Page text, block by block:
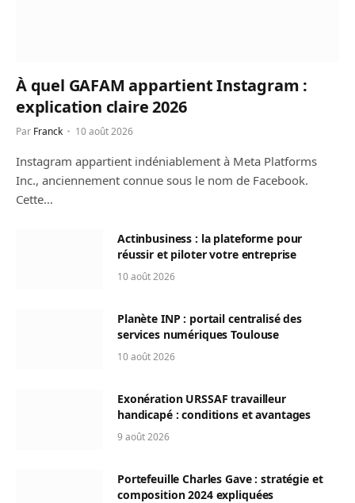
À quel GAFAM appartient Instagram :
explication claire 2026
Par Franck 10 août 2026
Instagram appartient indéniablement à Meta Platforms
Inc., anciennement connue sous le nom de Facebook.
Cette…
Actinbusiness : la plateforme pour
réussir et piloter votre entreprise
10 août 2026
Planète INP : portail centralisé des
services numériques Toulouse
10 août 2026
Exonération URSSAF travailleur
handicapé : conditions et avantages
9 août 2026
Portefeuille Charles Gave : stratégie et
composition 2024 expliquées